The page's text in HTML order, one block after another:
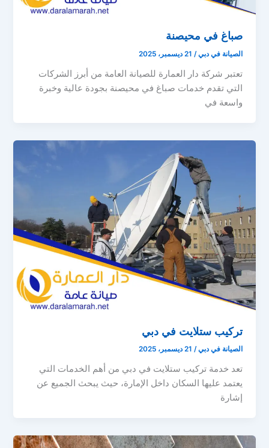
صباغ في محيصنة
الصيانة في دبي/ 21 ديسمبر، 2025
تعتبر شركة دار العمارة للصيانة العامة من أبرز الشركات
التي تقدم خدمات صباغ في محيصنة بجودة عالية وخبرة
واسعة في
تركيب ستلايت في دبي
الصيانة في دبي/ 21 ديسمبر، 2025
تعد خدمة تركيب ستلايت في دبي من أهم الخدمات التي
يعتمد عليها السكان داخل الإمارة، حيث يبحث الجميع عن
إشارة